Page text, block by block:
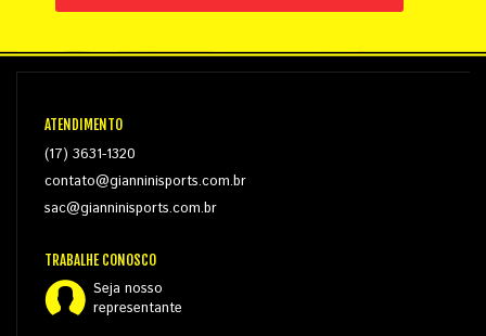
ATENDIMENTO
(17) 3631-1320
contato@gianninisports.com.br
sac@gianninisports.com.br
TRABALHE CONOSCO
Seja nosso
representante